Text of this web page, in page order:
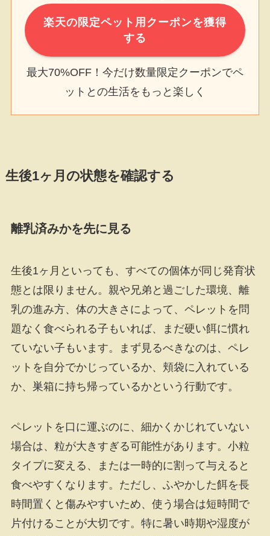
楽天の限定ペット用クーポンを獲得
する
最大70%OFF！今だけ数量限定クーポンでペ
ットとの生活をもっと楽しく
生後1ヶ月の状態を確認する
離乳済みかを先に見る
生後1ヶ月といっても、すべての個体が同じ発育状
態とは限りません。親や兄弟と過ごした環境、離
乳の進み方、体の大きさによって、ペレットを問
題なく食べられる子もいれば、まだ硬い餌に慣れ
ていない子もいます。まず見るべきなのは、ペレ
ットを自分でかじっているか、頬袋に入れている
か、巣箱に持ち帰っているかという行動です。
ペレットを口に運ぶのに、細かくかじれていない
場合は、粒が大きすぎる可能性があります。小粒
タイプに変える、または一時的に割って与えると
食べやすくなります。ただし、ふやかした餌を長
時間置くと傷みやすいため、使う場合は短時間で
片付けることが大切です。特に暑い時期や湿度が